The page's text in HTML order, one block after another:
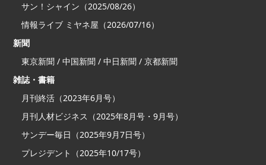
サン！シャイン（2025/08/26）
情報ライブ ミヤネ屋（2026/07/16）
新聞
東京新聞 / 中国新聞 / 中日新聞 / 京都新聞
雑誌・書籍
月刊終活（2023年6月号）
月刊人材ビジネス（2025年8月号・9月号）
サンデー毎日（2025年9月7日号）
プレジデント（2025年10/17号）